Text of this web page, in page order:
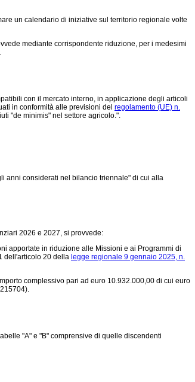
un calendario di iniziative sul territorio regionale volte
mediante corrispondente riduzione, per i medesimi
.
con il mercato interno, in applicazione degli articoli
in conformità alle previsioni del regolamento (UE) n.
"de minimis" nel settore agricolo.".
anni considerati nel bilancio triennale" di cui alla
2026 e 2027, si provvede:
apportate in riduzione alle Missioni e ai Programmi di
dell'articolo 20 della legge regionale 9 gennaio 2025, n.
complessivo pari ad euro 10.932.000,00 di cui euro
"A" e "B" comprensive di quelle discendenti